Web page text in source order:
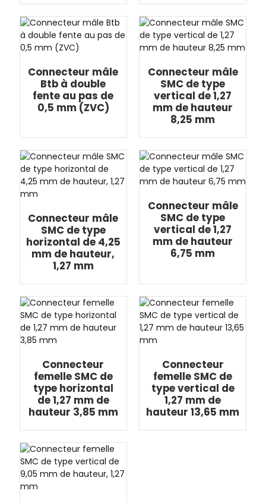
Connecteur mâle
Btb à double
fente au pas de
0,5 mm (ZVC)
Connecteur mâle
SMC de type
vertical de 1,27
mm de hauteur
8,25 mm
Connecteur mâle
SMC de type
horizontal de 4,25
mm de hauteur,
1,27 mm
Connecteur mâle
SMC de type
vertical de 1,27
mm de hauteur
6,75 mm
Connecteur
femelle SMC de
type horizontal
de 1,27 mm de
hauteur 3,85 mm
Connecteur
femelle SMC de
type vertical de
1,27 mm de
hauteur 13,65 mm